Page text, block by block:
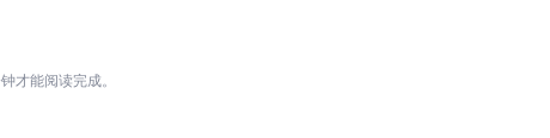
才能阅读完成。